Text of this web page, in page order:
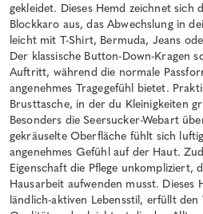
gekleidet. Dieses Hemd zeichnet sich
Blockkaro aus, das Abwechslung in
leicht mit T-Shirt, Bermuda, Jeans
Der klassische Button-Down-Kragen
Auftritt, während die normale
angenehmes Tragegefühl bietet.
Brusttasche, in der du Kleinigkeiten
Besonders die Seersucker-Webart
gekräuselte Oberfläche fühlt sich
angenehmes Gefühl auf der Haut.
Eigenschaft die Pflege unkompliziert,
Hausarbeit aufwenden musst. Dieses
ländlich-aktiven Lebensstil, erfüllt